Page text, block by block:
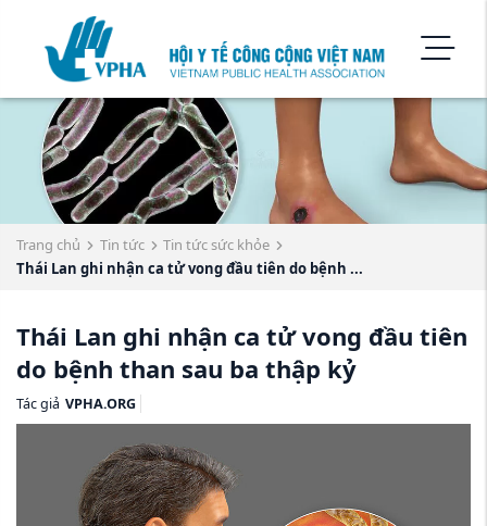
Trang chủ Tin tức
Tin tức sức khỏe
Thái Lan ghi nhận ca tử vong đầu tiên do bệnh ...
Thái Lan ghi nhận ca tử vong đầu tiên
do bệnh than sau ba thập kỷ
Tác giả VPHA.ORG